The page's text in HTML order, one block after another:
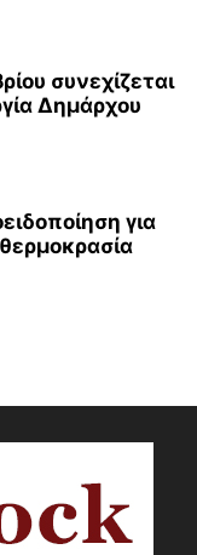
συνεχίζεται
Δημάρχου
για